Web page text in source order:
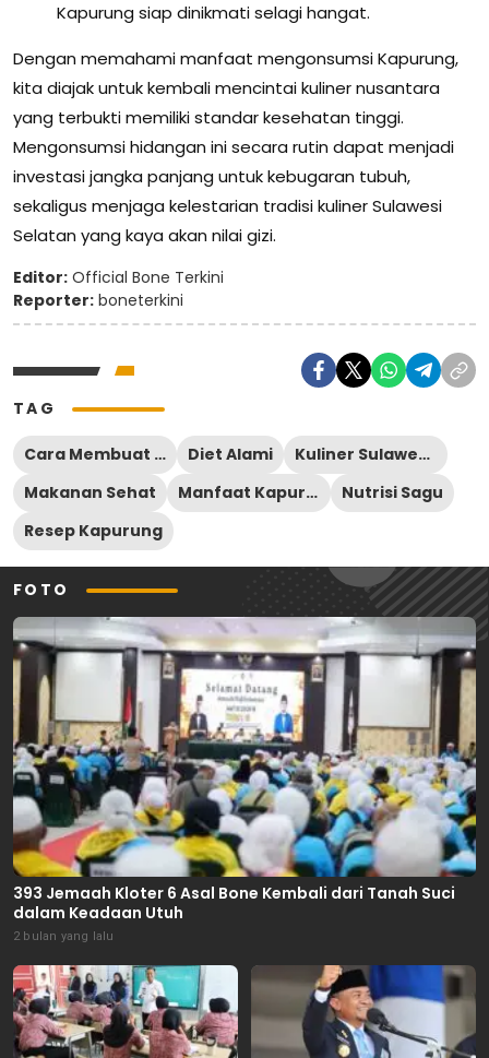
Kapurung siap dinikmati selagi hangat.
Dengan memahami manfaat mengonsumsi Kapurung,
kita diajak untuk kembali mencintai kuliner nusantara
yang terbukti memiliki standar kesehatan tinggi.
Mengonsumsi hidangan ini secara rutin dapat menjadi
investasi jangka panjang untuk kebugaran tubuh,
sekaligus menjaga kelestarian tradisi kuliner Sulawesi
Selatan yang kaya akan nilai gizi.
Editor: Official Bone Terkini
Reporter: boneterkini
TAG
Cara Membuat Kapurung Diet Alami
Kuliner Sulawesi Selatan
Makanan Sehat
Manfaat Kapurung
Nutrisi Sagu
Resep Kapurung
FOTO
393 Jemaah Kloter 6 Asal Bone Kembali dari Tanah Suci
dalam Keadaan Utuh
2 bulan yang lalu